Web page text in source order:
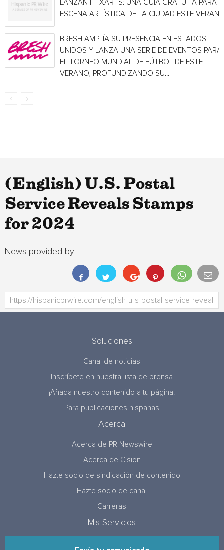
LANZAN HTXARTS: UNA GUÍA GRATUITA PARA
ESCENA ARTÍSTICA DE LA CIUDAD ESTE
BRESH AMPLÍA SU PRESENCIA EN ESTADOS
UNIDOS Y LANZA UNA SERIE DE EVENTOS PARA
EL TORNEO MUNDIAL DE FÚTBOL DE ESTE
VERANO, PROFUNDIZANDO SU...
(English) U.S. Postal
Service Reveals Stamps
for 2024
News provided by:
Soluciones
Canal de noticias
Inscríbete en nuestra lista de prensa
¡Añada nuestro contenido a tu página!
Para publicaciones hispanas
Acerca
Acerca de PR Newswire
Acerca de Cision
Hazte socio de sindicación de contenido
Hazte socio de canal
Carreras
Mis Servicios